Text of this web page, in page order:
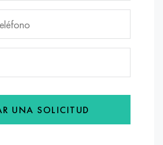
UNA SOLICITUD